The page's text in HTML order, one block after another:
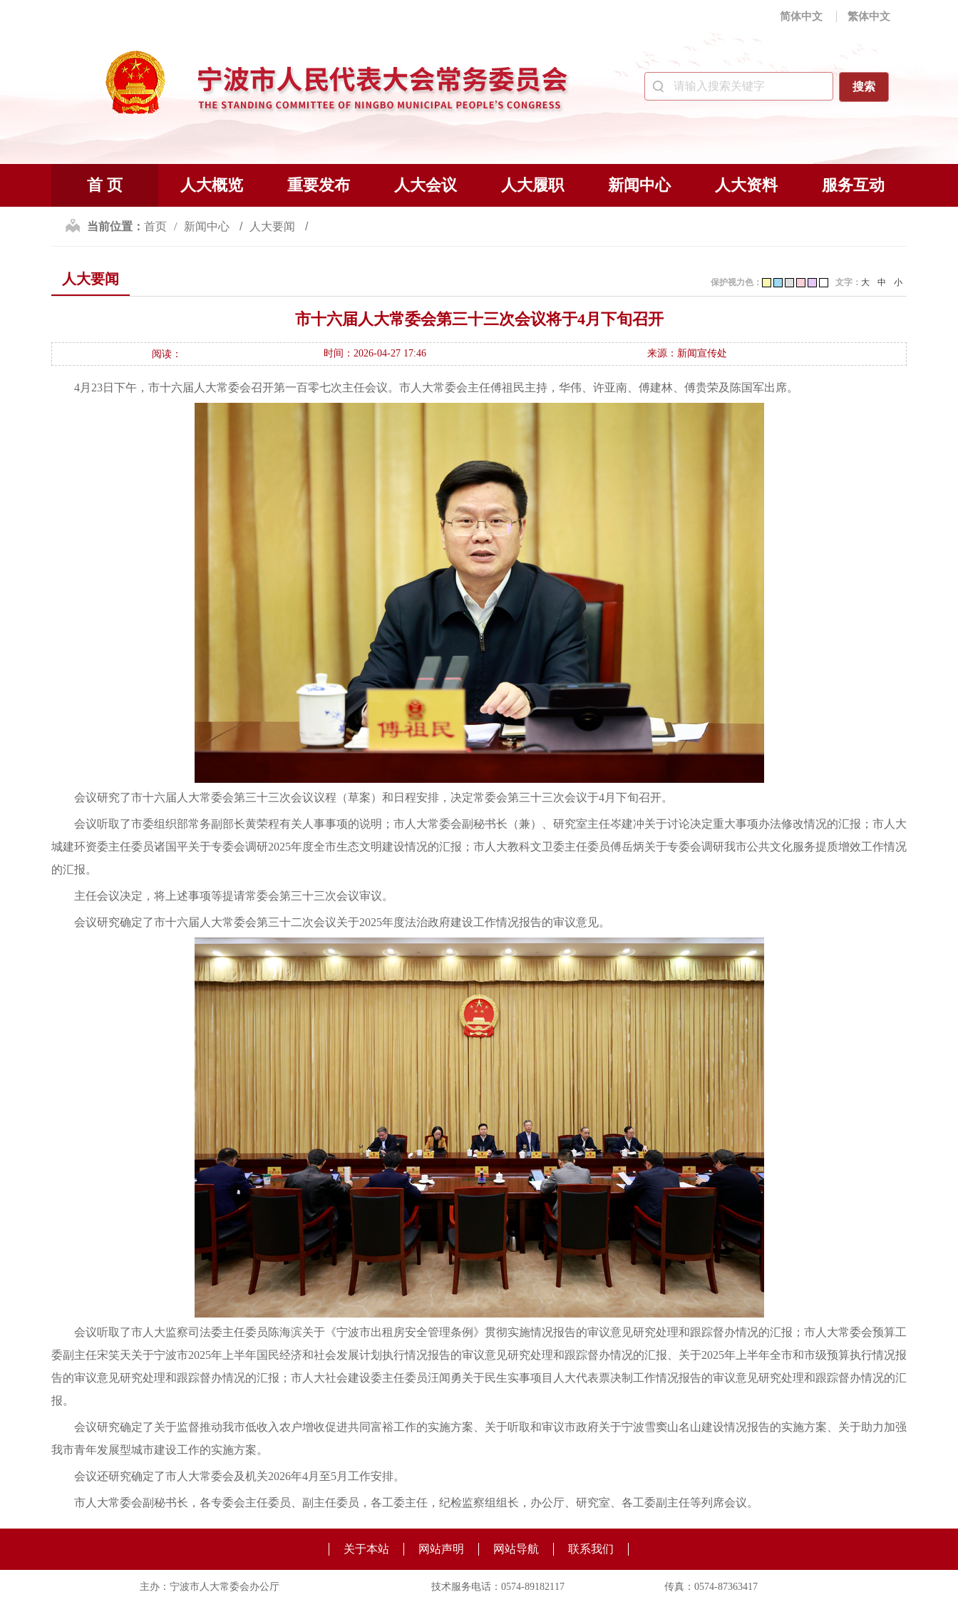
简体中文 繁体中文
首 页 人大概览 重要发布 人大会议 人大履职 新闻中心 人大资料 服务互动
当前位置： 首页 新闻中心 人大要闻
人大要闻 文字： 大 中 小
保护视力色：
市十六届人大常委会第三十三次会议将于4月下旬召开
阅读： 时间：2026-04-27 17:46 来源：新闻宣传处
4月23日下午，市十六届人大常委会召开第一百零七次主任会议。市人大常委会主任傅祖民主持，华伟、许亚南、傅建林、傅贵荣及陈国军出席。
会议研究了市十六届人大常委会第三十三次会议议程（草案）和日程安排，决定常委会第三十三次会议于4月下旬召开。
会议听取了市委组织部常务副部长黄荣程有关人事事项的说明；市人大常委会副秘书长（兼）、研究室主任岑建冲关于讨论决定重大事项办法修改情况的汇报；市人大
城建环资委主任委员诸国平关于专委会调研2025年度全市生态文明建设情况的汇报；市人大教科文卫委主任委员傅岳炳关于专委会调研我市公共文化服务提质增效工作情况
的汇报。
主任会议决定，将上述事项等提请常委会第三十三次会议审议。
会议研究确定了市十六届人大常委会第三十二次会议关于2025年度法治政府建设工作情况报告的审议意见。
会议听取了市人大监察司法委主任委员陈海滨关于《宁波市出租房安全管理条例》贯彻实施情况报告的审议意见研究处理和跟踪督办情况的汇报；市人大常委会预算工
委副主任宋笑天关于宁波市2025年上半年国民经济和社会发展计划执行情况报告的审议意见研究处理和跟踪督办情况的汇报、关于2025年上半年全市和市级预算执行情况报
告的审议意见研究处理和跟踪督办情况的汇报；市人大社会建设委主任委员汪闻勇关于民生实事项目人大代表票决制工作情况报告的审议意见研究处理和跟踪督办情况的汇
报。
会议研究确定了关于监督推动我市低收入农户增收促进共同富裕工作的实施方案、关于听取和审议市政府关于宁波雪窦山名山建设情况报告的实施方案、关于助力加强
我市青年发展型城市建设工作的实施方案。
会议还研究确定了市人大常委会及机关2026年4月至5月工作安排。
市人大常委会副秘书长，各专委会主任委员、副主任委员，各工委主任，纪检监察组组长，办公厅、研究室、各工委副主任等列席会议。
关于本站 网站声明 网站导航 联系我们
主办：宁波市人大常委会办公厅 技术服务电话：0574-89182117 传真：0574-87363417